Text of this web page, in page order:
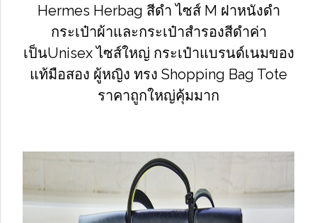
Hermes Herbag สีดำ ไซส์ M ฝาหนังดำ
กระเป๋าผ้าและกระเป๋าสำรองสีดำค่า
เป็นUnisex ไซส์ใหญ่ กระเป๋าแบรนด์เนมของ
แท้มือสอง ผู้หญิง ทรง Shopping Bag Tote
ราคาถูกใหญ่คุ้มมาก